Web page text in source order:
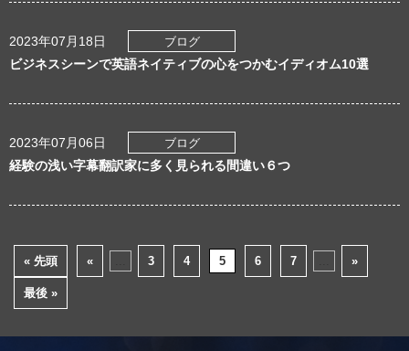
2023年07月18日 ブログ
ビジネスシーンで英語ネイティブの心をつかむイディオム10選
2023年07月06日 ブログ
経験の浅い字幕翻訳家に多く見られる間違い６つ
« 先頭 « 3 4 5 6 7 »
最後 »